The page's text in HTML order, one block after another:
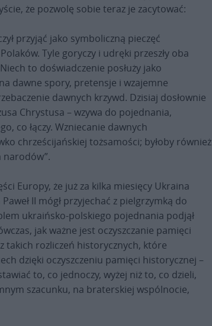
że pozwolę sobie teraz je zacytować:
przyjąć jako symboliczną pieczęć
Tyle goryczy i udręki przeszły oba
to doświadczenie posłuży jako
dawne spory, pretensje i wzajemne
dawnych krzywd. Dzisiaj dosłownie
Chrystusa – wzywa do pojednania,
co łączy. Wzniecanie dawnych
chrześcijańskiej tożsamości; byłoby również
Europy, że już za kilka miesięcy Ukraina
II mógł przyjechać z pielgrzymką do
ukraińsko-polskiego pojednania podjął
jak ważne jest oczyszczanie pamięci
takich rozliczeń historycznych, które
dzięki oczyszczeniu pamięci historycznej –
to, co jednoczy, wyżej niż to, co dzieli,
szacunku, na braterskiej wspólnocie,